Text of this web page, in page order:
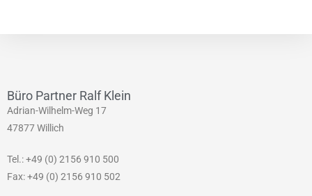
Büro Partner Ralf Klein
Adrian-Wilhelm-Weg 17
47877 Willich
Tel.: +49 (0) 2156 910 500
Fax: +49 (0) 2156 910 502